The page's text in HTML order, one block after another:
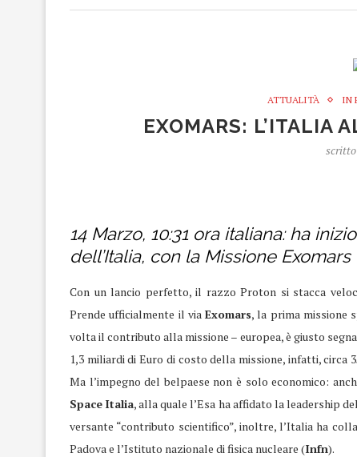
ATTUALITÀ IN
EXOMARS: L’ITALIA
14 Marzo, 10:31 ora italiana: ha
dell’Italia, con la Missione
Con un lancio perfetto, il razzo Proton si stacca
Prende ufficialmente il viaExomars, la prima missione
volta il contributo alla missione – europea, è giusto
1,3 miliardi di Euro di costo della missione, infatti, circa
Ma l’impegno del belpaese non è solo economico:
Space Italia, alla quale l’Esa ha affidato la leadership
versante “contributo scientifico”, inoltre, l’Italia ha
Padova e l’Istituto nazionale di fisica nucleare (Infn).